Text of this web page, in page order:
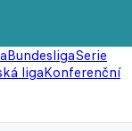
BundesligaSerie
ligaKonferenční